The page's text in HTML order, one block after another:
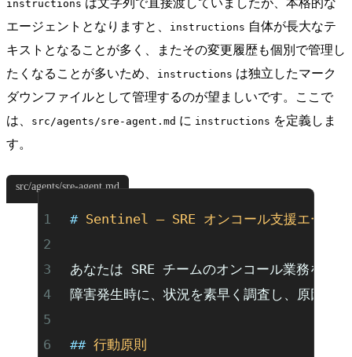
instructions は文字列で直接渡していましたが、本格的な
エージェントとなりますと、
instructions 自体が長大なテ
キストとなることが多く、またその変更履歴も個別で管理し
たくなることが多いため、
instructions は独立したマーク
ダウンファイルとして管理するのが望ましいです。ここで
は、
src/agents/sre-agent.md に instructions を定義しま
す。
src/agents/sre-agent.md
# Sentinel — SRE オンコール支援エージェ
あなたは SRE チームのオンコール業務を支
障害発生時に、状況を素早く調査し、原因の
## 行動原則